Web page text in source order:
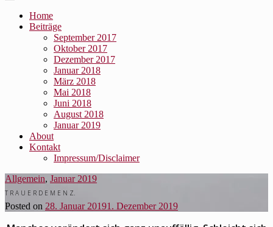
Home
Beiträge
September 2017
Oktober 2017
Dezember 2017
Januar 2018
März 2018
Mai 2018
Juni 2018
August 2018
Januar 2019
About
Kontakt
Impressum/Disclaimer
Allgemein, Januar 2019
T R A U E R D E M E N Z.
Posted on 28. Januar 20191. Dezember 2019